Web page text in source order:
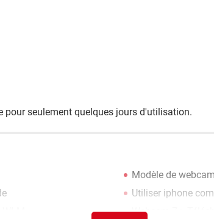
pour seulement quelques jours d'utilisation.
Modèle de webcam
Utiliser iphone
Webcam 7